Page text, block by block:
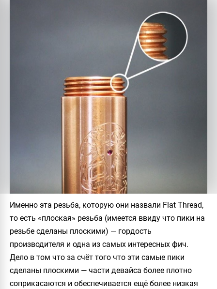
Именно эта резьба, которую они назвали Flat Thread,
то есть «плоская» резьба (имеется ввиду что пики на
резьбе сделаны плоскими) — гордость
производителя и одна из самых интересных фич.
Дело в том что за счёт того что эти самые пики
сделаны плоскими — части девайса более плотно
соприкасаются и обеспечивается ещё более низкая